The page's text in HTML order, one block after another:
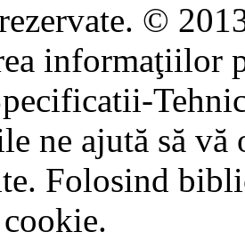
©
informaţiilor
ne ajută să
Folosind